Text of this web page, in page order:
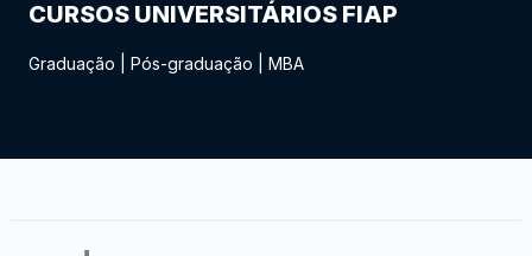
CURSOS UNIVERSITÁRIOS FIAP
Graduação Pós-graduação MBA